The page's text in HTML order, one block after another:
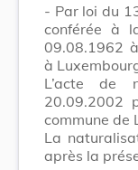
- Par loi du
conférée à
09.08.1962
à
L’acte de
20.09.2002
commune de
La
après la